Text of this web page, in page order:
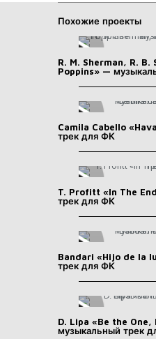
Похожие проекты
R. M. Sherman, R. B.
Poppins» —
Camila Cabello
трек для ФК
T. Profitt «In The
трек для ФК
Bandari «Hijo de la
трек для ФК
D. Lipa «Be the
музыкальный трек